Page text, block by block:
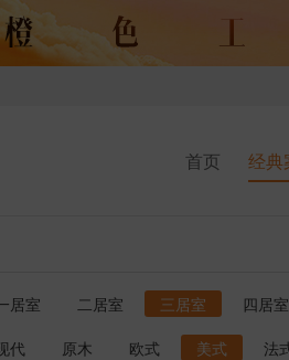
首页 经典
居室 二居室 三居室
四居室
代 原木 欧式 美式
法